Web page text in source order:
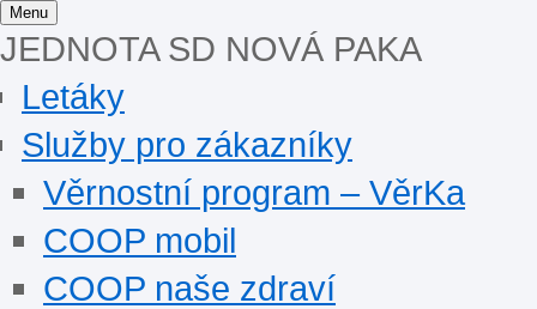
Menu
JEDNOTA SD NOVÁ PAKA
Letáky
Služby pro zákazníky
Věrnostní program – VěrKa
COOP mobil
COOP naše zdraví